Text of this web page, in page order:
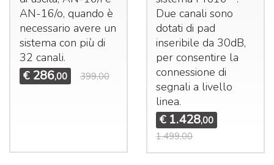
AN-16/o, quando è
necessario avere un
sistema con più di
32 canali.
€ 286,00 399,00
Due canali sono
dotati di pad
inseribile da 30dB,
per consentire la
connessione di
segnali a livello
linea.
€ 1.428,00
1.499,00